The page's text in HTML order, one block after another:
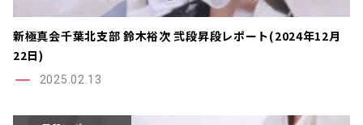
新極真会千葉北支部 鈴木裕次 弐段昇段レポート(2024年12月
22日)
2025.02.13